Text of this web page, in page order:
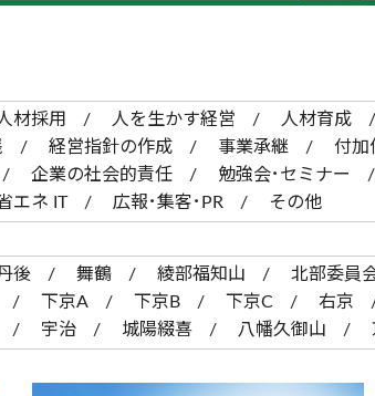
材採用 人を生かす経営 人材育成
経営指針の作成 事業承継 付加
企業の社会的責任 勉強会･セミナー
エネ IT 広報･集客･PR その他
後 舞鶴 綾部福知山 北部委員
下京A 下京B 下京C 右京
宇治 城陽綴喜 八幡久御山